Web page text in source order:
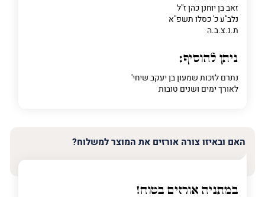
זאב בן יוחנן כהן ז"ל
נלב"ע כ' כסלו תשפ"א
ת.נ.צ.ב.ה
ניתן להוסיף:
נתרם לזכות שמעון בן יעקב שיחי'
לאורך ימים ושנים טובות
האם ובאיזו צורה אורזים את המוצר למשלוח?
במתניה אורזים בטוח!